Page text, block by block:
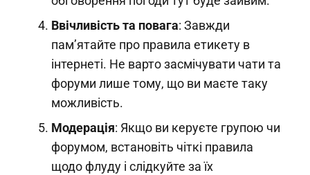
Ввічливість та повага: Завжди
пам’ятайте про правила етикету в
інтернеті. Не варто засмічувати чати та
форуми лише тому, що ви маєте таку
можливість.
Модерація: Якщо ви керуєте групою чи
форумом, встановіть чіткі правила
щодо флуду і слідкуйте за їх